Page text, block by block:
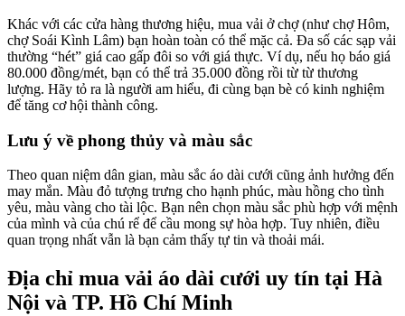
Khác với các cửa hàng thương hiệu, mua vải ở chợ (như chợ Hôm,
chợ Soái Kình Lâm) bạn hoàn toàn có thể mặc cả. Đa số các sạp vải
thường “hét” giá cao gấp đôi so với giá thực. Ví dụ, nếu họ báo giá
80.000 đồng/mét, bạn có thể trả 35.000 đồng rồi từ từ thương
lượng. Hãy tỏ ra là người am hiểu, đi cùng bạn bè có kinh nghiệm
để tăng cơ hội thành công.
Lưu ý về phong thủy và màu sắc
Theo quan niệm dân gian, màu sắc áo dài cưới cũng ảnh hưởng đến
may mắn. Màu đỏ tượng trưng cho hạnh phúc, màu hồng cho tình
yêu, màu vàng cho tài lộc. Bạn nên chọn màu sắc phù hợp với mệnh
của mình và của chú rể để cầu mong sự hòa hợp. Tuy nhiên, điều
quan trọng nhất vẫn là bạn cảm thấy tự tin và thoải mái.
Địa chỉ mua vải áo dài cưới uy tín tại Hà
Nội và TP. Hồ Chí Minh